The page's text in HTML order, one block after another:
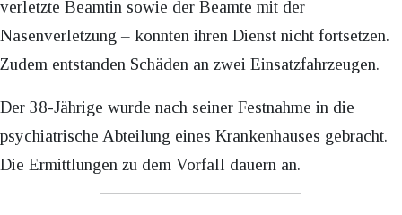
verletzte Beamtin sowie der Beamte mit der
Nasenverletzung – konnten ihren Dienst nicht fortsetzen.
Zudem entstanden Schäden an zwei Einsatzfahrzeugen.
Der 38-Jährige wurde nach seiner Festnahme in die
psychiatrische Abteilung eines Krankenhauses gebracht.
Die Ermittlungen zu dem Vorfall dauern an.